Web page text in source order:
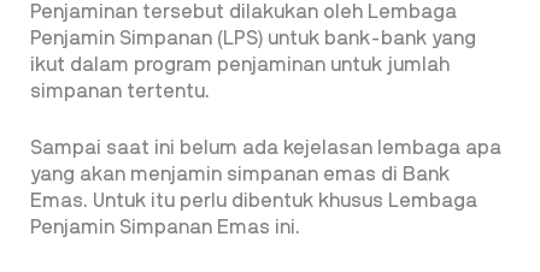
Penjaminan tersebut dilakukan oleh Lembaga
Penjamin Simpanan (LPS) untuk bank-bank yang
ikut dalam program penjaminan untuk jumlah
simpanan tertentu.
Sampai saat ini belum ada kejelasan lembaga apa
yang akan menjamin simpanan emas di Bank
Emas. Untuk itu perlu dibentuk khusus Lembaga
Penjamin Simpanan Emas ini.